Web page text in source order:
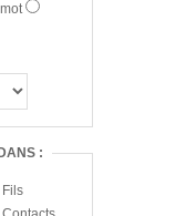
:
Fils